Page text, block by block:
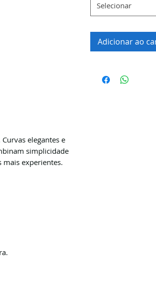
elegantes e
simplicidade
experientes.
Selecionar
Adicionar ao